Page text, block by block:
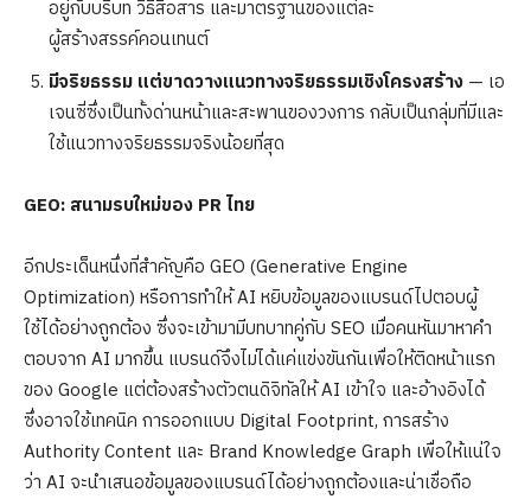
อยู่กับบริบท วิธีสื่อสาร และมาตรฐานของแต่ละ
ผู้สร้างสรรค์คอนเทนต์
มีจริยธรรม แต่ขาดวางแนวทางจริยธรรมเชิงโครงสร้าง — เอ
เจนซี่ซึ่งเป็นทั้งด่านหน้าและสะพานของวงการ กลับเป็นกลุ่มที่มีและ
ใช้แนวทางจริยธรรมจริงน้อยที่สุด
GEO: สนามรบใหม่ของ PR ไทย
อีกประเด็นหนึ่งที่สำคัญคือ GEO (Generative Engine
Optimization) หรือการทำให้ AI หยิบข้อมูลของแบรนด์ไปตอบผู้
ใช้ได้อย่างถูกต้อง ซึ่งจะเข้ามามีบทบาทคู่กับ SEO เมื่อคนหันมาหาคำ
ตอบจาก AI มากขึ้น แบรนด์จึงไม่ได้แค่แข่งขันกันเพื่อให้ติดหน้าแรก
ของ Google แต่ต้องสร้างตัวตนดิจิทัลให้ AI เข้าใจ และอ้างอิงได้
ซึ่งอาจใช้เทคนิค การออกแบบ Digital Footprint, การสร้าง
Authority Content และ Brand Knowledge Graph เพื่อให้แน่ใจ
ว่า AI จะนำเสนอข้อมูลของแบรนด์ได้อย่างถูกต้องและน่าเชื่อถือ